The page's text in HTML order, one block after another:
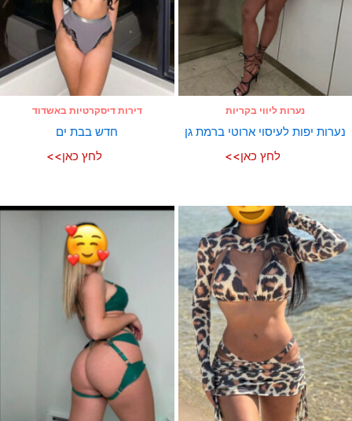
נערות ליווי בקריות
נערות יפות לעיסוי ארוטי ברמת גן
לחץ כאן>>
דירות דיסקרטיות באשדוד
חדש בבת ים
לחץ כאן>>